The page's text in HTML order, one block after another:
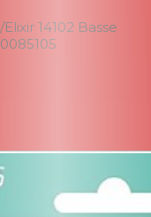
/Elixir 14102 Basse